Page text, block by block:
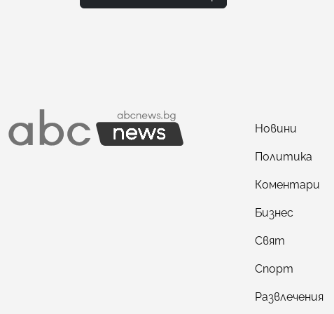
Новини
Политика
Коментари
Бизнес
Свят
Спорт
Развлечения